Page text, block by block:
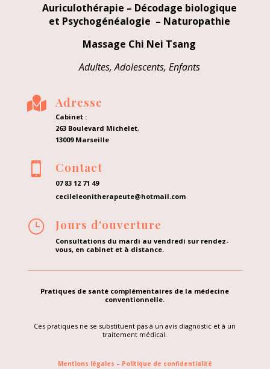
Auriculothérapie – Décodage biologique
et Psychogénéalogie – Naturopathie
Massage Chi Nei Tsang
Adultes, Adolescents, Enfants
 Adresse
Cabinet :
263 Boulevard Michelet,
13009 Marseille
 Contact
07 83 12 71 49
cecileleonitherapeute@hotmail.com
} Jours d'ouverture
Consultations du mardi au vendredi sur rendez-
vous, en cabinet et à distance.
Pratiques de santé complémentaires de la médecine
conventionnelle.
Ces pratiques ne se substituent pas à un avis diagnostic et à un
traitement médical.
Mentions légales – Politique de confidentialité